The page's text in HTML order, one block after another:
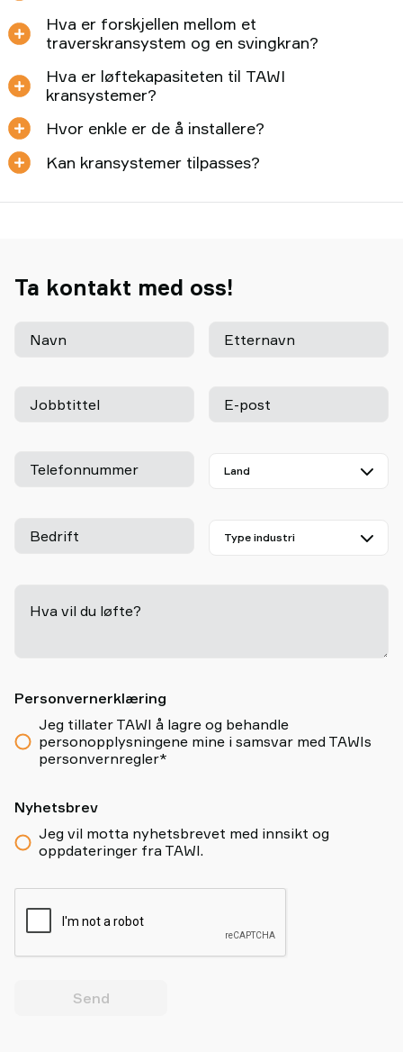
Hva er forskjellen mellom et
traverskransystem og en svingkran?
Hva er løftekapasiteten til TAWI
kransystemer?
Hvor enkle er de å installere?
Kan kransystemer tilpasses?
Ta kontakt med oss!
Navn Etternavn
Jobbtittel E-post
Telefonnummer
Bedrift
Hva vil du løfte?
Personvernerklæring
Jeg tillater TAWI å lagre og behandle
personopplysningene mine i samsvar med TAWIs
personvernregler*
Nyhetsbrev
Jeg vil motta nyhetsbrevet med innsikt og
oppdateringer fra TAWI.
Send